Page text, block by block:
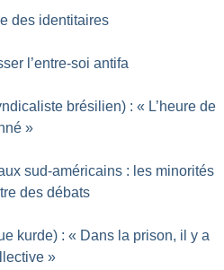
des identitaires
l’entre-soi antifa
brésilien) : « L’heure de
»
sud-américains : les minorités
des débats
kurde) : « Dans la prison, il y a
»